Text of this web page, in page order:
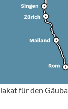
für den